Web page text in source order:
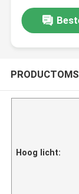
Hoog licht: